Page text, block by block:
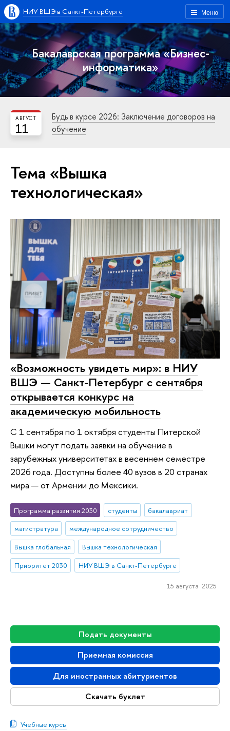
Меню
НИУ ВШЭ в Санкт-Петербурге
Бакалаврская программа «Бизнес-
информатика»
11
АВГУСТ
Будь в курсе 2026: Заключение договоров на
обучение
Подать документы
Приемная комиссия
Для иностранных абитуриентов
Скачать буклет
Учебные курсы
Тема «Вышка
технологическая»
«Возможность увидеть мир»: в НИУ
ВШЭ — Санкт-Петербург с сентября
открывается конкурс на
академическую мобильность
С 1 сентября по 1 октября студенты Питерской
Вышки могут подать заявки на обучение в
зарубежных университетах в весеннем семестре
2026 года. Доступны более 40 вузов в 20 странах
мира — от Армении до Мексики.
Программа развития 2030 студенты
бакалавриат
магистратура
международное сотрудничество
Вышка глобальная
Вышка технологическая
Приоритет 2030
НИУ ВШЭ в Санкт-Петербурге
15 августа 2025